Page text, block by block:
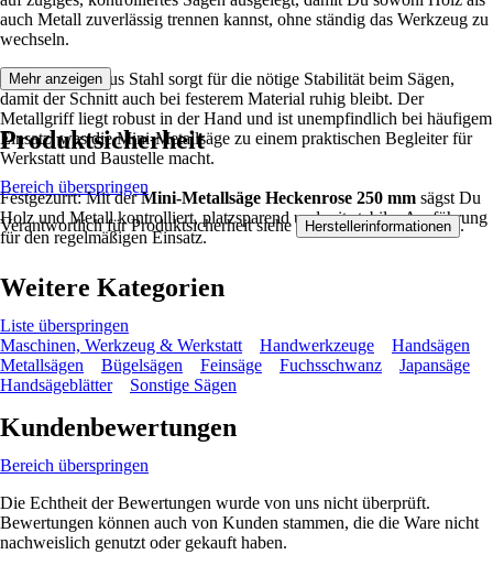
auch Metall zuverlässig trennen kannst, ohne ständig das Werkzeug zu
wechseln.
Der Sägekopf aus Stahl sorgt für die nötige Stabilität beim Sägen,
damit der Schnitt auch bei festerem Material ruhig bleibt. Der
Metallgriff liegt robust in der Hand und ist unempfindlich bei häufigem
Einsatz, was die Mini-Metallsäge zu einem praktischen Begleiter für
Werkstatt und Baustelle macht.
Festgezurrt: Mit derMini-Metallsäge Heckenrose 250 mm sägst Du
Holz und Metall kontrolliert, platzsparend und mit stabiler Ausführung
für den regelmäßigen Einsatz.
Mehr anzeigen
Produktsicherheit
Bereich überspringen
Verantwortlich für Produktsicherheit siehe Herstellerinformationen .
Weitere Kategorien
Liste überspringen
Maschinen, Werkzeug & Werkstatt
Handwerkzeuge
Handsägen
Metallsägen
Bügelsägen Feinsäge Fuchsschwanz
Japansäge
Handsägeblätter
Sonstige Sägen
Kundenbewertungen
Bereich überspringen
Die Echtheit der Bewertungen wurde von uns nicht überprüft.
Bewertungen können auch von Kunden stammen, die die Ware nicht
nachweislich genutzt oder gekauft haben.